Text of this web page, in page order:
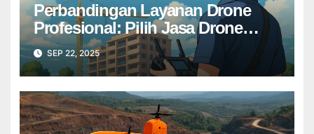
Perbandingan Layanan Drone
Profesional: Pilih Jasa Drone
Terbaik untuk Proyek Anda
SEP 22, 2025